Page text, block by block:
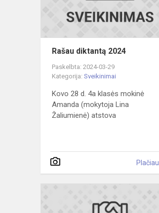
Rašau diktantą 2024
Paskelbta: 2024-03-29
Kategorija: Sveikinimai
Kovo 28 d. 4a klasės mokinė
Amanda (mokytoja Lina
Žaliumienė) atstova
Plačiau